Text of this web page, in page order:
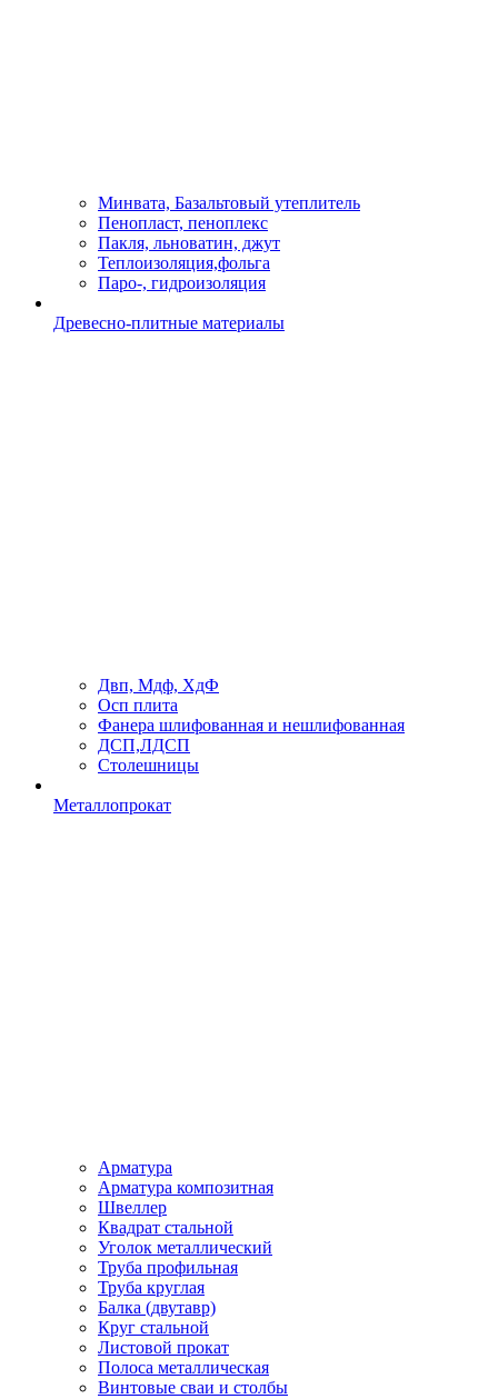
Минвата, Базальтовый утеплитель
Пенопласт, пеноплекс
Пакля, льноватин, джут
Теплоизоляция,фольга
Паро-, гидроизоляция
Древесно-плитные материалы
Двп, Мдф, ХдФ
Осп плита
Фанера шлифованная и нешлифованная
ДСП,ЛДСП
Столешницы
Металлопрокат
Арматура
Арматура композитная
Швеллер
Квадрат стальной
Уголок металлический
Труба профильная
Труба круглая
Балка (двутавр)
Круг стальной
Листовой прокат
Полоса металлическая
Винтовые сваи и столбы